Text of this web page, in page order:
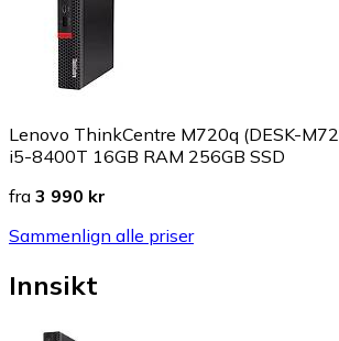
Lenovo ThinkCentre M720q (DESK-
i5-8400T 16GB RAM 256GB SSD
fra 3 990 kr
Sammenlign alle priser
Innsikt